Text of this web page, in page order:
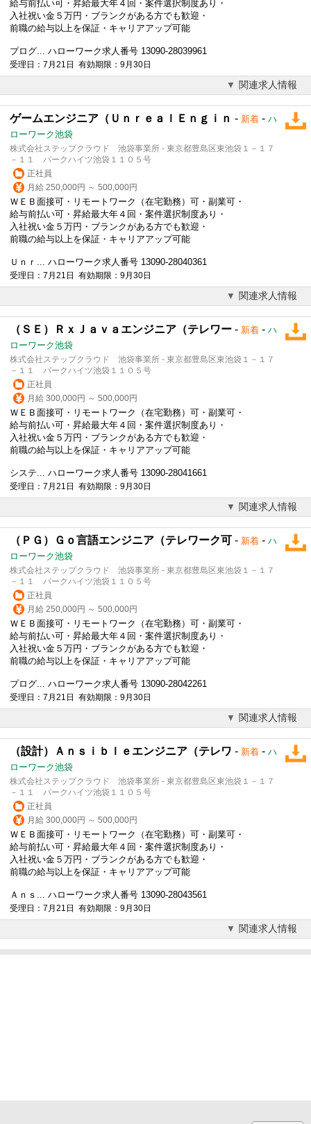
給与前払い可・昇給最大年４回・案件選択制度あり・
入社祝い金５万円・ブランクがある方でも歓迎・
前職の給与以上を保証・キャリアアップ可能
プログ... ハローワーク求人番号 13090-28039961
受理日：7月21日 有効期限：9月30日
関連求人情報
ゲームエンジニア（ＵｎｒｅａｌＥｎｇｉｎ - 新着 - ハ
ローワーク池袋
株式会社ステップクラウド 池袋事業所 - 東京都豊島区東池袋１－１７
－１１ パークハイツ池袋１１０５号
正社員
月給 250,000円 ～ 500,000円
ＷＥＢ面接可・リモートワーク（在宅勤務）可・副業可・
給与前払い可・昇給最大年４回・案件選択制度あり・
入社祝い金５万円・ブランクがある方でも歓迎・
前職の給与以上を保証・キャリアアップ可能
Ｕｎｒ... ハローワーク求人番号 13090-28040361
受理日：7月21日 有効期限：9月30日
関連求人情報
（ＳＥ）ＲｘＪａｖａエンジニア（テレワー - 新着 - ハ
ローワーク池袋
株式会社ステップクラウド 池袋事業所 - 東京都豊島区東池袋１－１７
－１１ パークハイツ池袋１１０５号
正社員
月給 300,000円 ～ 500,000円
ＷＥＢ面接可・リモートワーク（在宅勤務）可・副業可・
給与前払い可・昇給最大年４回・案件選択制度あり・
入社祝い金５万円・ブランクがある方でも歓迎・
前職の給与以上を保証・キャリアアップ可能
システ... ハローワーク求人番号 13090-28041661
受理日：7月21日 有効期限：9月30日
関連求人情報
（ＰＧ）Ｇｏ言語エンジニア（テレワーク可 - 新着 - ハ
ローワーク池袋
株式会社ステップクラウド 池袋事業所 - 東京都豊島区東池袋１－１７
－１１ パークハイツ池袋１１０５号
正社員
月給 250,000円 ～ 500,000円
ＷＥＢ面接可・リモートワーク（在宅勤務）可・副業可・
給与前払い可・昇給最大年４回・案件選択制度あり・
入社祝い金５万円・ブランクがある方でも歓迎・
前職の給与以上を保証・キャリアアップ可能
プログ... ハローワーク求人番号 13090-28042261
受理日：7月21日 有効期限：9月30日
関連求人情報
（設計）Ａｎｓｉｂｌｅエンジニア（テレワ - 新着 - ハ
ローワーク池袋
株式会社ステップクラウド 池袋事業所 - 東京都豊島区東池袋１－１７
－１１ パークハイツ池袋１１０５号
正社員
月給 300,000円 ～ 500,000円
ＷＥＢ面接可・リモートワーク（在宅勤務）可・副業可・
給与前払い可・昇給最大年４回・案件選択制度あり・
入社祝い金５万円・ブランクがある方でも歓迎・
前職の給与以上を保証・キャリアアップ可能
Ａｎｓ... ハローワーク求人番号 13090-28043561
受理日：7月21日 有効期限：9月30日
関連求人情報